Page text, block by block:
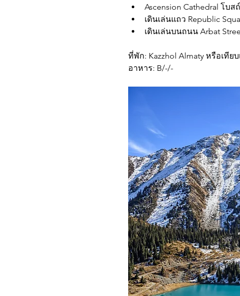
Ascension Cathedral โบ
เดินเล่นแถว Republic
เดินเล่นบนถนน Arbat
ที่พัก: Kazzhol Almaty หรือเที
อาหาร: B/-/-